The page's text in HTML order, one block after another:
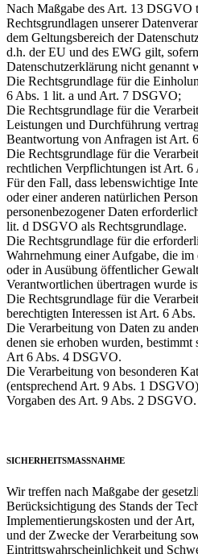
Nach Maßgabe des Art. 13 DSGVO
Rechtsgrundlagen unserer
dem Geltungsbereich der
d.h. der EU und des EWG gilt,
Datenschutzerklärung nicht genannt
Die Rechtsgrundlage für die
6 Abs. 1 lit. a und Art. 7 DSGVO;
Die Rechtsgrundlage für die
Leistungen und Durchführung
Beantwortung von Anfragen ist Art.
Die Rechtsgrundlage für die
rechtlichen Verpflichtungen ist Art.
Für den Fall, dass lebenswichtige
oder einer anderen natürlichen
personenbezogener Daten
lit. d DSGVO als Rechtsgrundlage.
Die Rechtsgrundlage für die
Wahrnehmung einer Aufgabe, die
oder in Ausübung öffentlicher
Verantwortlichen übertragen wurde
Die Rechtsgrundlage für die
berechtigten Interessen ist Art. 6
Die Verarbeitung von Daten zu
denen sie erhoben wurden, bestimmt
Art 6 Abs. 4 DSGVO.
Die Verarbeitung von besonderen
(entsprechend Art. 9 Abs. 1
Vorgaben des Art. 9 Abs. 2 DSGVO.
SICHERHEITSMASSNAHME
Wir treffen nach Maßgabe der
Berücksichtigung des Stands der
Implementierungskosten und der
und der Zwecke der Verarbeitung
Eintrittswahrscheinlichkeit und